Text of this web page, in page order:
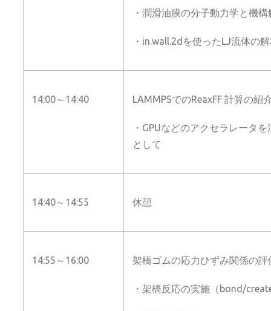
・潤滑油膜の分子動力学と機構
・in.wall.2dを使ったLJ流体の
14:00～14:40 LAMMPSでのReaxFF 計算の紹
・GPUなどのアクセラレータ
として
14:40～14:55 休憩
14:55～16:00 架橋ゴムの応力ひずみ関係の評
・架橋反応の実施（bond/